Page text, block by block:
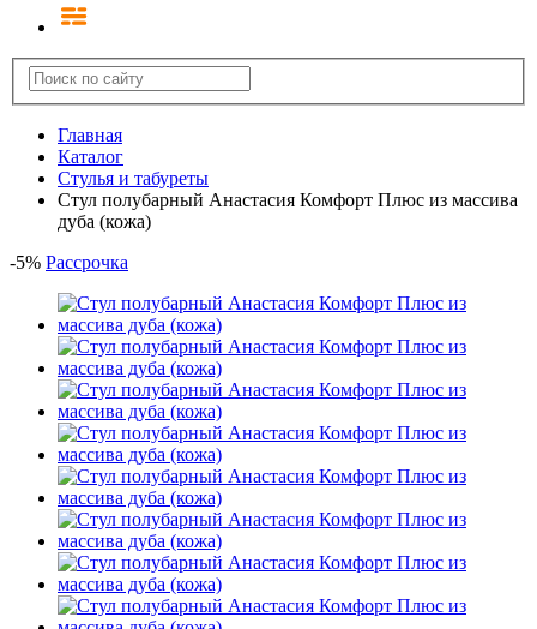
Главная
Каталог
Стулья и табуреты
Стул полубарный Анастасия Комфорт Плюс из массива
дуба (кожа)
-5% Рассрочка